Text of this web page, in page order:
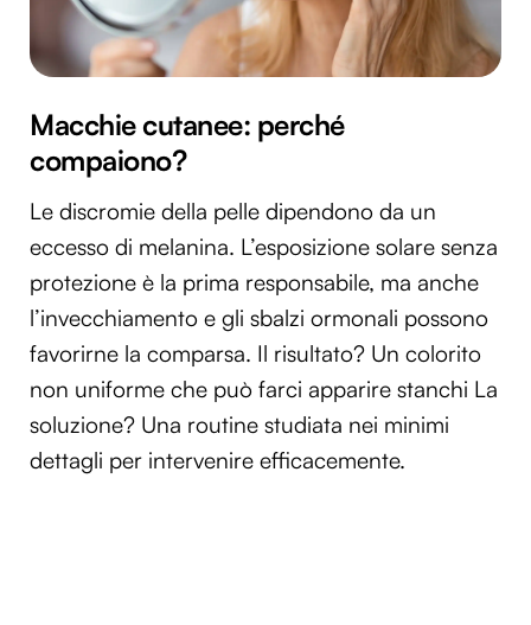
Macchie cutanee: perché
compaiono?
Le discromie della pelle dipendono da un
eccesso di melanina. L’esposizione solare senza
protezione è la prima responsabile, ma anche
l’invecchiamento e gli sbalzi ormonali possono
favorirne la comparsa. Il risultato? Un colorito
non uniforme che può farci apparire stanchi La
soluzione? Una routine studiata nei minimi
dettagli per intervenire efficacemente.